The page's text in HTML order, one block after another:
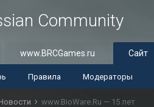
Community
www.BRCGames.ru Сайт
Правила Модераторы
www.BioWare.Ru — 15 лет